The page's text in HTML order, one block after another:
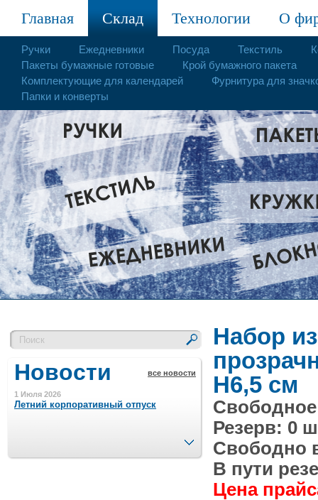
Главная Склад Технологии О
Ручки Ежедневники Посуда Текстиль
Пакеты бумажные готовые
Крой бумажного пакета
Комплектующие для календарей
Фурнитура для
Папки и конверты
Новости все новости
1 Июля 2026
Летний корпоративный отпуск
Минимальная сумма заказа 5000 р.
След.
Набор
H6,5 см
Свободное
Резерв: 0
Свободно
В пути
Цена